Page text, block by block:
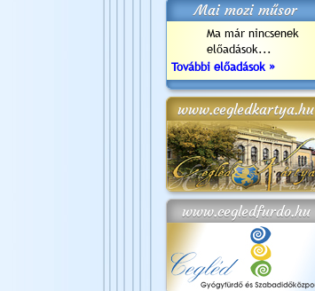
Mai mozi műsor
Ma már nincsenek
előadások...
További előadások »
www.cegledkartya.hu
www.cegledfurdo.hu